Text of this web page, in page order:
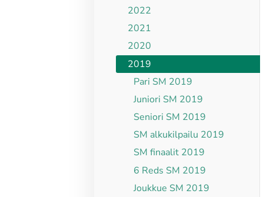
2022
2021
2020
2019
Pari SM 2019
Juniori SM 2019
Seniori SM 2019
SM alkukilpailu 2019
SM finaalit 2019
6 Reds SM 2019
Joukkue SM 2019